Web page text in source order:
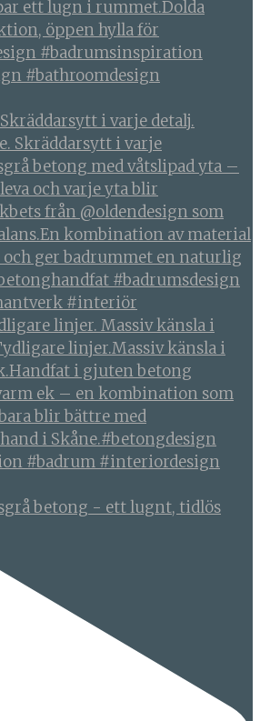
i varje detalj.
linjer. Massiv känsla i
betong - ett lugnt, tidlös